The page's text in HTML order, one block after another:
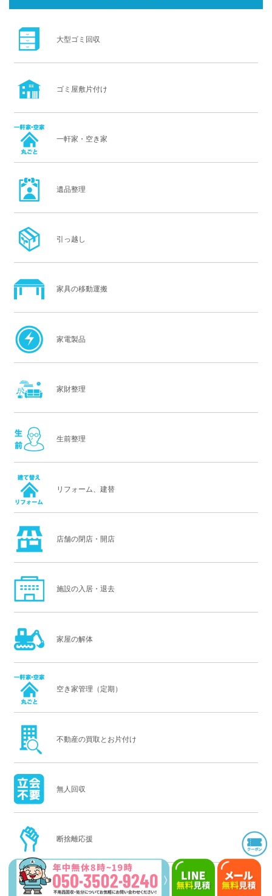
大型ゴミ回収
ゴミ屋敷片付け
一軒家・空き家
遺品整理
引っ越し
家具の移動運搬
家電製品
家財整理
生前整理
リフォーム、建替
店舗の閉店・開店
施設の入居・退去
家屋の解体
空き家管理（定期）
不動産の買取とお片付け
無人回収
断捨離応援
老前整理